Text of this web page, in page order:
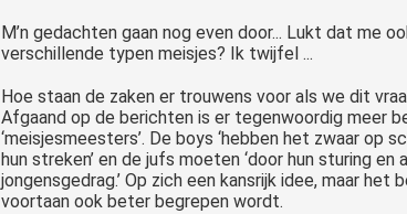
M’n gedachten gaan nog even door... Lukt dat me
verschillende typen meisjes? Ik twijfel ...
Hoe staan de zaken er trouwens voor als we dit
Afgaand op de berichten is er tegenwoordig meer
‘meisjesmeesters’. De boys ‘hebben het zwaar op
hun streken’ en de jufs moeten ‘door hun sturing
jongensgedrag.’ Op zich een kansrijk idee, maar
voortaan ook beter begrepen wordt.